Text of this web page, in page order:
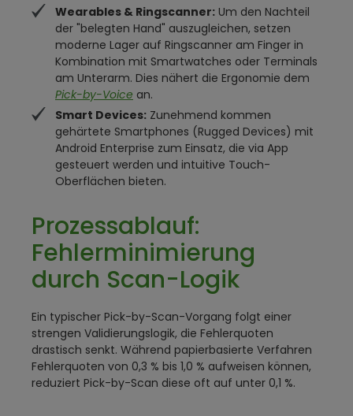
Wearables & Ringscanner: Um den Nachteil
der "belegten Hand" auszugleichen, setzen
moderne Lager auf Ringscanner am Finger in
Kombination mit Smartwatches oder Terminals
am Unterarm. Dies nähert die Ergonomie dem
Pick-by-Voice an.
Smart Devices: Zunehmend kommen
gehärtete Smartphones (Rugged Devices) mit
Android Enterprise zum Einsatz, die via App
gesteuert werden und intuitive Touch-
Oberflächen bieten.
Prozessablauf:
Fehlerminimierung
durch Scan-Logik
Ein typischer Pick-by-Scan-Vorgang folgt einer
strengen Validierungslogik, die Fehlerquoten
drastisch senkt. Während papierbasierte Verfahren
Fehlerquoten von 0,3 % bis 1,0 % aufweisen können,
reduziert Pick-by-Scan diese oft auf unter 0,1 %.